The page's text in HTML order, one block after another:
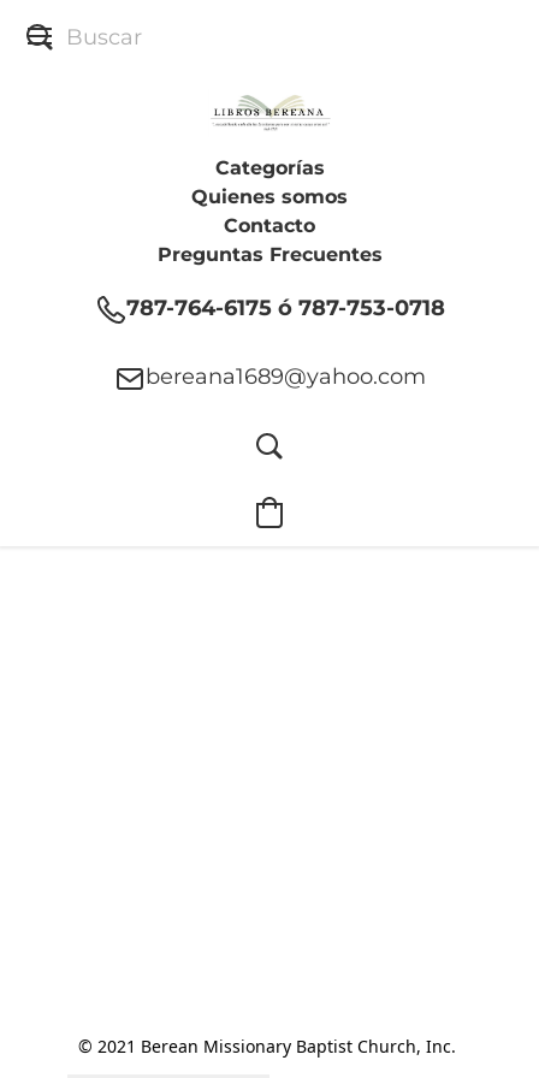
Categorías
Quienes somos
Contacto
Preguntas Frecuentes
787-764-6175 ó 787-753-0718
bereana1689@yahoo.com
© 2021 Berean Missionary Baptist Church, Inc.